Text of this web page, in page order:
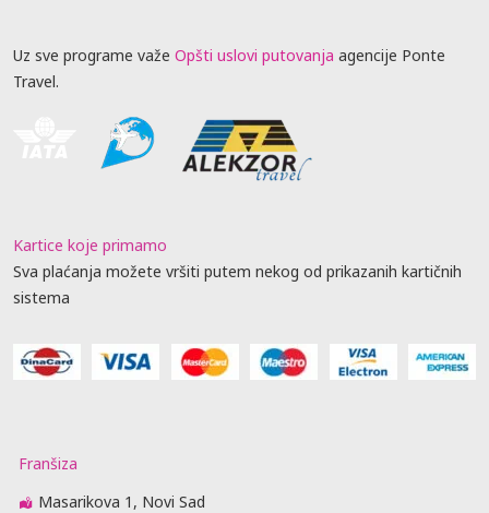
Uz sve programe važe Opšti uslovi putovanja agencije Ponte
Travel.
Kartice koje primamo
Sva plaćanja možete vršiti putem nekog od prikazanih kartičnih
sistema
Franšiza
Masarikova 1, Novi Sad